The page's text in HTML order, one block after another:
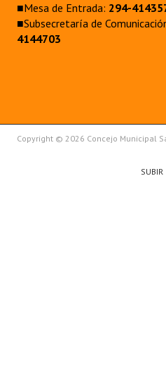
■Mesa de Entrada: 294-
■Subsecretaría de
4144703
Copyright © 2026 Concejo Municipal